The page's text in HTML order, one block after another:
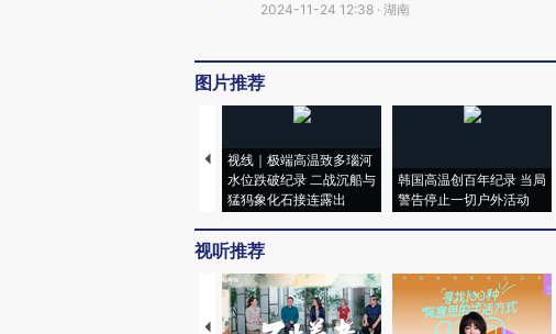
2024-11-24 12:38 · 湖南
图片推荐
视线｜极端高温致多瑙河
水位跌破纪录 二战沉船与
猛犸象化石接连露出
韩国高温创百年纪录 当局
警告停止一切户外活动
视听推荐